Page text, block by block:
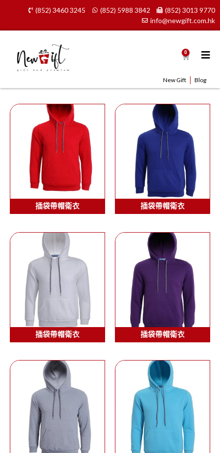
content
(852) 3460 3245 (852) 5988 3842
(852) 3013 9770
info@newgift.com.hk
0 Cart
New Gift Blog
插袋帶帽衛衣 插袋帶帽衛衣
插袋帶帽衛衣 插袋帶帽衛衣